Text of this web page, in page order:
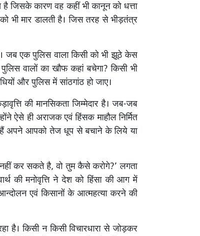
जिसके कारण वह कहीं भी कानून को धत्ता
भी मार डालती है। जिस तरह से भीड़तंत्र
जब एक पुलिस वाला किसी को भी झूठे केस
वालों का खौफ कहां बचेगा? किसी भी
और पुलिस में सांठगांठ हो जाए।
की मानसिकता जिम्मेदार है। जब-जब
ऐसे ही अराजक एवं हिंसक माहौल निर्मित
हैं अपने आपको तेज धूप से बचाने के लिये या
कर सकते है, वो तुम कैसे करोगे?’ लगता
की मनोवृत्ति ने देश को हिंसा की आग में
एवं किसानों के आत्महत्या करने की
है। किसी न किसी विचारधारा से जोड़कर